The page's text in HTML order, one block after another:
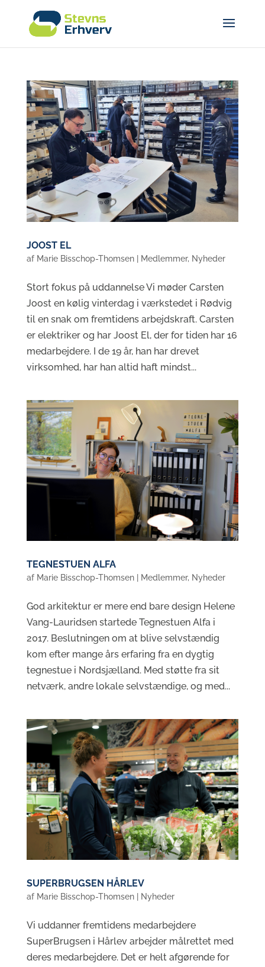
JOOST EL
af Marie Bisschop-Thomsen| Medlemmer, Nyheder
Stort fokus på uddannelse Vi møder Carsten
Joost en kølig vinterdag i værkstedet i Rødvig
til en snak om fremtidens arbejdskraft. Carsten
er elektriker og har Joost El, der for tiden har 16
medarbejdere. I de 19 år, han har drevet
virksomhed, har han altid haft mindst...
TEGNESTUEN ALFA
af Marie Bisschop-Thomsen| Medlemmer, Nyheder
God arkitektur er mere end bare design Helene
Vang-Lauridsen startede Tegnestuen Alfa i
2017. Beslutningen om at blive selvstændig
kom efter mange års erfaring fra en dygtig
tegnestue i Nordsjælland. Med støtte fra sit
netværk, andre lokale selvstændige, og med...
SUPERBRUGSEN HÅRLEV
af Marie Bisschop-Thomsen| Nyheder
Vi uddanner fremtidens medarbejdere
SuperBrugsen i Hårlev arbejder målrettet med
deres medarbejdere. Det er helt afgørende for